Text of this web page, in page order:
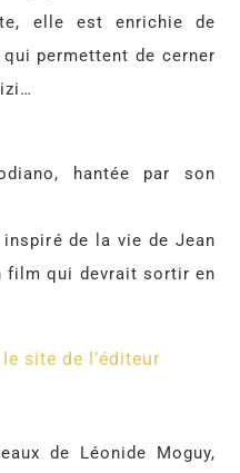
elle est enrichie de
permettent de cerner
hantée par son
de la vie de Jean
film qui devrait sortir en
site de l’éditeur
de Léonide Moguy,